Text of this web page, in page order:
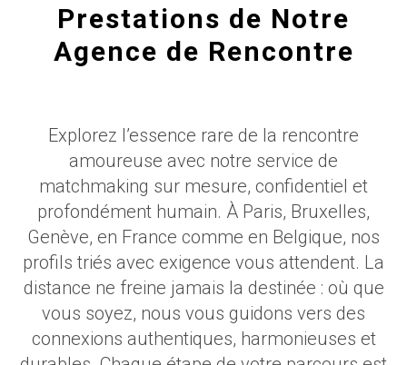
Prestations de Notre
Agence de Rencontre
Explorez l’essence rare de la rencontre
amoureuse avec notre service de
matchmaking sur mesure, confidentiel et
profondément humain. À Paris, Bruxelles,
Genève, en France comme en Belgique, nos
profils triés avec exigence vous attendent. La
distance ne freine jamais la destinée : où que
vous soyez, nous vous guidons vers des
connexions authentiques, harmonieuses et